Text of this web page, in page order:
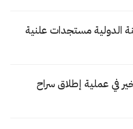
الدولية مستجدات علنية
في عملية إطلاق سراح